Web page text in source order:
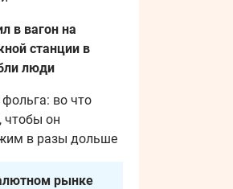
в вагон на
станции в
люди
во что
чтобы он
в разы дольше
рынке